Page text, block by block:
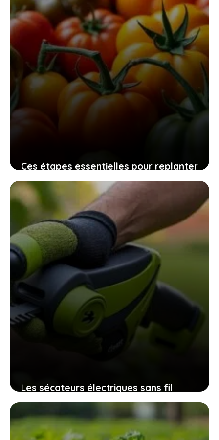
Ces étapes essentielles pour replanter
vos graines de tomates maison
assurent une récolte pleine de saveurs
10 novembre 2025
Les sécateurs électriques sans fil
32mm qui révolutionnent l’entretien
des espaces verts sans fatigue
excessive